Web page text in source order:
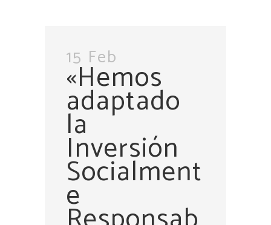
15 Feb
«Hemos
adaptado
la
Inversión
Socialment
e